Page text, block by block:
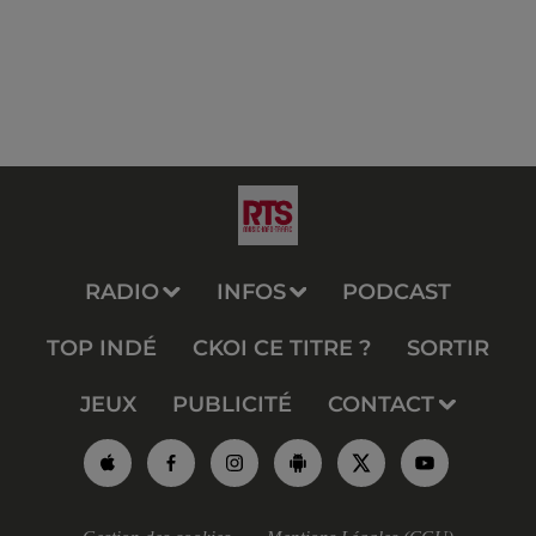
RADIO INFOS PODCAST
TOP INDÉ CKOI CE TITRE ? SORTIR
JEUX PUBLICITÉ CONTACT